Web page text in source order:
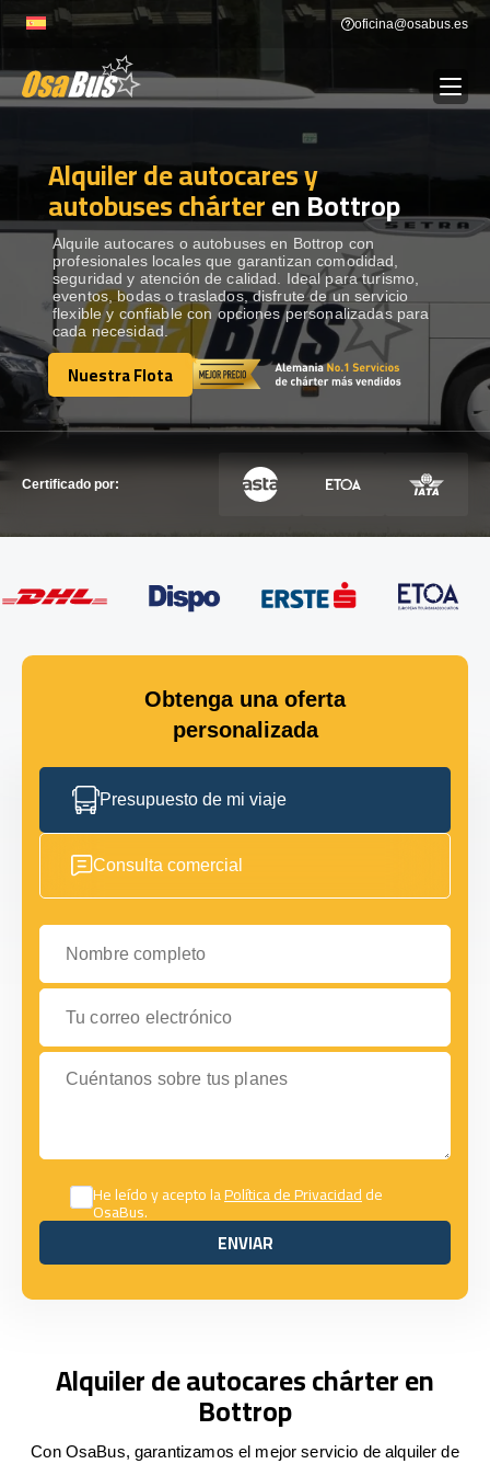
to
oficina@osabus.es
ALQUILER DE AUTOCARES
DESTINOS Show dropdown
RECORRIDAS Show dropdown
FLOTA
Alquiler de autocares y
autobuses chárteren Bottrop
Alquile autocares o autobuses en Bottrop con
profesionales locales que garantizan comodidad,
seguridad y atención de calidad. Ideal para turismo,
eventos, bodas o traslados, disfrute de un servicio
flexible y confiable con opciones personalizadas para
cada necesidad.
Nuestra Flota
Nuestra Flota
Certificado por:
Obtenga una oferta
personalizada
Presupuesto de mi viaje
Consulta comercial
Nombre completo
Tu correo electrónico
Cuéntanos sobre tus planes
He leído y acepto laPolítica de Privacidadde
OsaBus.
ENVIAR
ENVIAR
Alquiler de autocares chárter en
Bottrop
Con OsaBus, garantizamos el mejor servicio de alquiler de